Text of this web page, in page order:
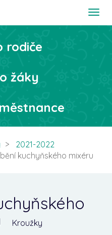
T
t
rodiče
žáky
2021-2022
kuchyňského mixéru
Kroužky